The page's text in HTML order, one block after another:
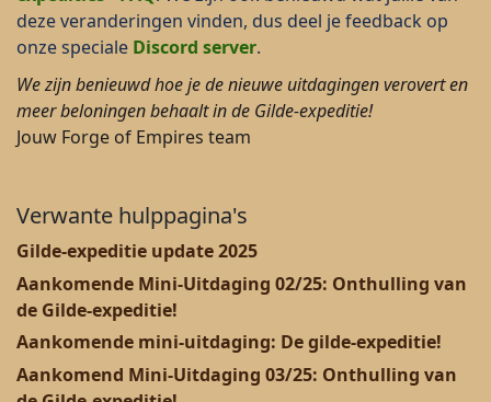
deze veranderingen vinden, dus deel je feedback op
onze speciale Discord server.
We zijn benieuwd hoe je de nieuwe uitdagingen verovert en
meer beloningen behaalt in de Gilde-expeditie!
Jouw Forge of Empires team
Verwante hulppagina's
Gilde-expeditie update 2025
Aankomende Mini-Uitdaging 02/25: Onthulling van
de Gilde-expeditie!
Aankomende mini-uitdaging: De gilde-expeditie!
Aankomend Mini-Uitdaging 03/25: Onthulling van